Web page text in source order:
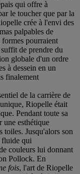
qui offre à
le toucher que par la
crée à l'envi des
palpables de
pourraient
de prendre du
globale d'un ordre
à dessein en un
finalement
de la carrière de
Riopelle était
Pendant toute sa
une esthétique
toiles. Jusqu'alors son
fluide qui
couleurs lui donnant
Pollock. En
fois, l'art de Riopelle